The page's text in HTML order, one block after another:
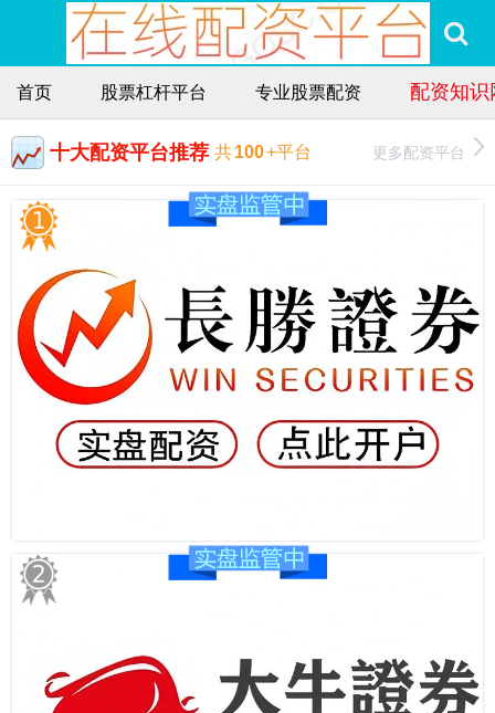
首页 股票杠杆平台 专业股票配资 配资知识
十大配资平台推荐 共100+平台 更多配资平台